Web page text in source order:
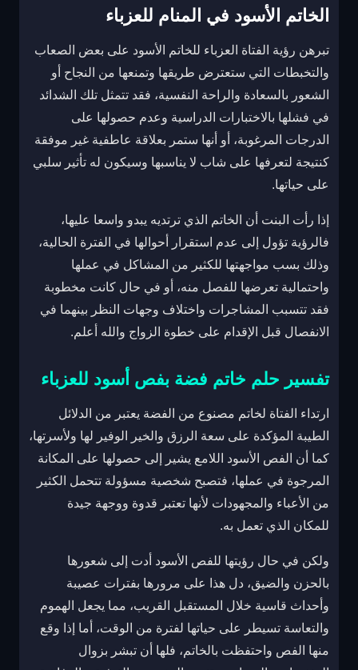
الخاتم الأسود في المنام للعزباء
تبرهن رؤية الفتاة العزباء للخاتم الأسود على بعض الصعاب
والتخبطات التي ستعترض طريقها وتمنعها من النجاح أو
الشعور بالسعادة والراحة النفسية، فقد تتمثل تلك الشدائد
في فشلها بالاختبارات الدراسية وعدم حصولها على
الدرجات المرغوبة، أو أنها ستمر بعلاقة عاطفية غير موفقة
كنتيجة لتعرفها على شاب لا يناسبها وسيكون له تأثير سلبي
على حياتها.
إذا رأت البنت أن الخاتم الذي ترتديه يبدو واسعا عليها،
فالرؤية تؤول إلى عدم استقرار أحوالها في الفترة الحالية،
وذلك بسب مواجهتها للكثير من المشاكل في عملها
واحتمالية تعرضها للفصل منه، أو في حال كانت مخطوبة
فقد تتسبب المشاجرات واختلاف وجهات النظر بينهما في
الانفصال قبل الإقدام على خطوة الزواج والله أعلم.
تفسير حلم خاتم فضة بفص أسود للعزباء
ارتداء الفتاة لخاتم مصنوع من الفضة يعتبر من الدلائل
الطيبة المؤكدة على سعة الرزق والخير الوفير لها ولأسرتها،
كما أن الفص الأسود اللامع يشير إلى حصولها على المكانة
المرجوة في عملها، فتصبح شخصية مسؤولة تتحمل الكثير
من الأعباء والمجهودات لأنها تعتبر قدوة ووجهة جيدة
للمكان الذي تعمل به.
ولكن في حال رؤيتها للفص الأسود أدت إلى شعورها
بالحزن والضيق، دل هذا على مرورها بفترات عصيبة
وأحداث قاسية خلال المستقبل القريب، مما يجعل الهموم
والتعاسة تسيطر على حياتها لفترة من الوقت، أما إذا وقع
منها الفص واحتفظت بالخاتم، فلها أن تبشر بزوال